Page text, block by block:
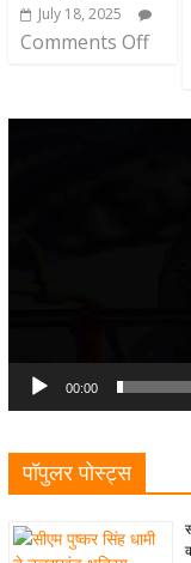
July 18, 2025
Comments Off
00:00
पॉपुलर पोस्ट्स